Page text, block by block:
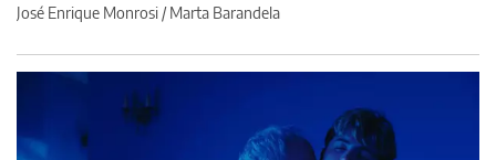
José Enrique Monrosi / Marta Barandela